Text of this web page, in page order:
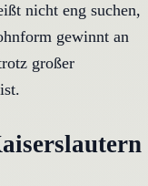
nicht eng suchen,
gewinnt an
großer